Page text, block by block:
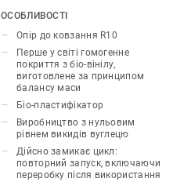
сертифіковану
Таким чином, колекція iQ
дизайнерам і власникам
для підлоги зі скороченням
60%*, якщо порівнювати зі
покриттям. iQ Natural має
вуглецевого сліду на ринку
Ця колекція є частиною
ОСОБЛИВОСТІ
Опір до ковзання R10
Перше у світі гомогенне
покриття з біо-вінілу,
виготовлене за принципом
балансу маси
Біо-пластифікатор
Виробництво з нульовим
рівнем викидів вуглецю
Дійсно замикає цикл:
повторний запуск, включаючи
переробку після використання